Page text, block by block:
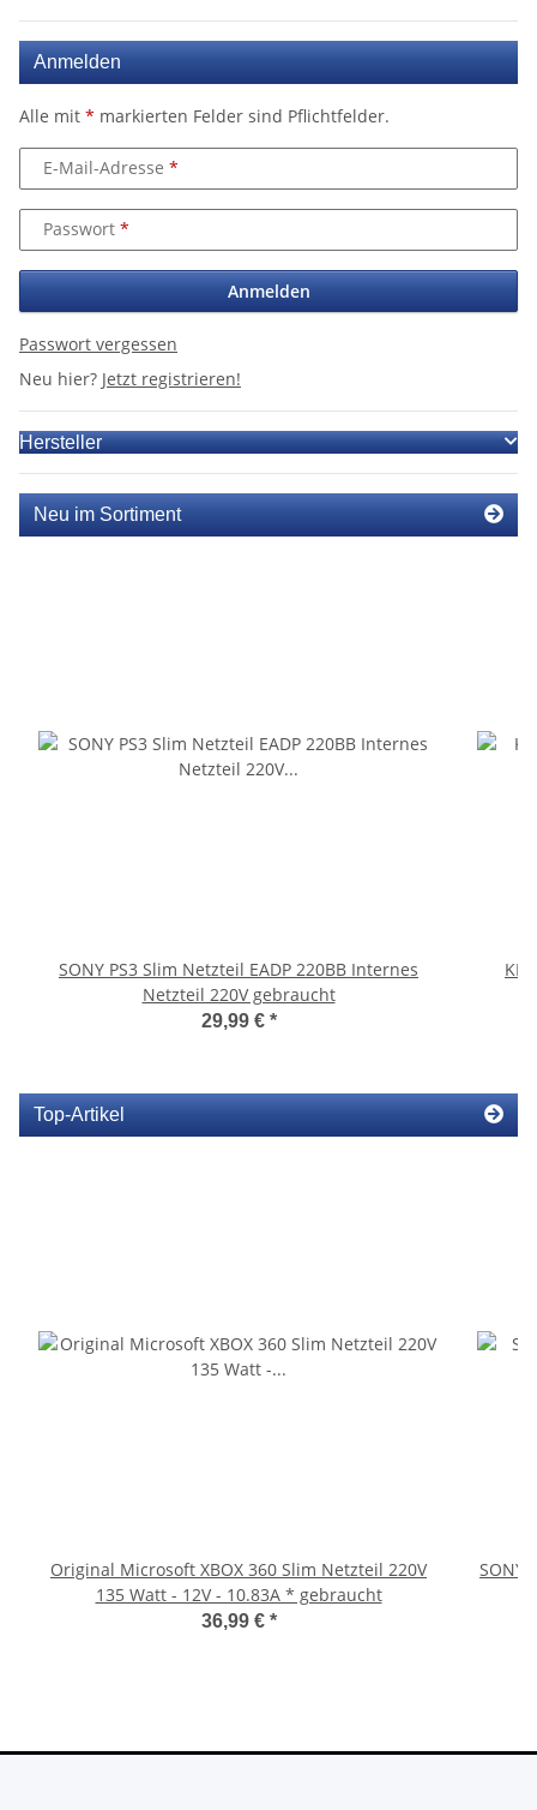
Anmelden
Alle mit * markierten Felder sind Pflichtfelder.
E-Mail-Adresse
Passwort
Anmelden
Passwort vergessen
Neu hier? Jetzt registrieren!
Hersteller
Neu im Sortiment
SONY PS3 Slim Netzteil EADP 220BB Internes
Netzteil 220V gebraucht
29,99 € *
Top-Artikel
Original Microsoft XBOX 360 Slim Netzteil 220V
135 Watt - 12V - 10.83A * gebraucht
36,99 € *
SONY